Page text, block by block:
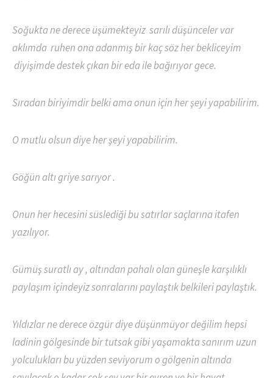
Soğukta ne derece üşümekteyiz sarılı düşünceler var
aklımda ruhen ona adanmış bir kaç söz her bekliceyim
diyişimde destek çıkan bir eda ile bağırıyor gece.
Sıradan biriyimdir belki ama onun için her şeyi yapabilirim.
O mutlu olsun diye her şeyi yapabilirim.
Göğün altı griye sarıyor .
Onun her hecesini süslediği bu satırlar saçlarına itafen
yazılıyor.
Gümüş suratlı ay , altından pahalı olan güneşle karşılıklı
paylaşım içindeyiz sonralarını paylaştık belkileri paylaştık.
Yıldızlar ne derece özgür diye düşünmüyor değilim hepsi
ladinin gölgesinde bir tutsak gibi yaşamakta sanırım uzun
yolculukları bu yüzden seviyorum o gölgenin altında